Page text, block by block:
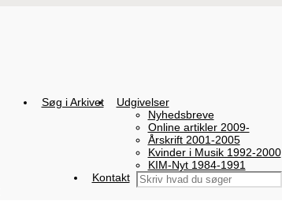
Søg i Arkivet
Udgivelser
Nyhedsbreve
Online artikler 2009-
Årskrift 2001-2005
Kvinder i Musik 1992-2000
KIM-Nyt 1984-1991
Kontakt